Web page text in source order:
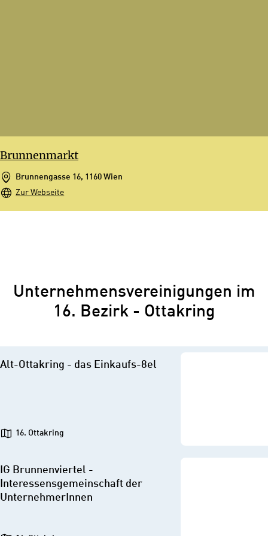
Brunnenmarkt
Brunnengasse 16, 1160 Wien
Zur Webseite
Unternehmensvereinigungen im
16. Bezirk - Ottakring
Alt-Ottakring - das Einkaufs-8el
16. Ottakring
IG Brunnenviertel -
Interessensgemeinschaft der
UnternehmerInnen